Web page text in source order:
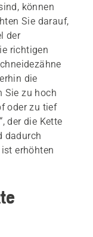
können
Sie darauf,
der
richtigen
die
Sie zu hoch
oder zu tief
der die Kette
dadurch
erhöhten